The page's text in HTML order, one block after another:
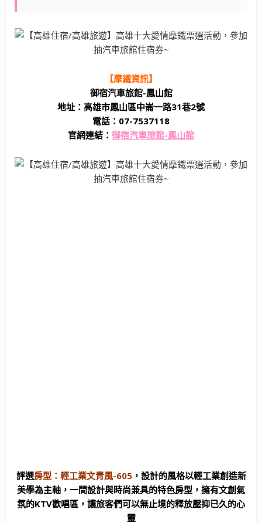
【摩鐵資訊】
御宿汽車旅館-鳳山館
地址：高雄市鳳山區中崙一路31巷2號
電話：07-7537118
官網連結： 御宿汽車旅館-鳳山館
評選房型：輕工業文青風-605，設計的風格以輕工業創造新
美學為主軸，一間設計與時尚兼具的特色房型，擁有文創氣
氛的KTV歡唱區，讓旅客們可以無止境的釋放壓抑已久的心
靈